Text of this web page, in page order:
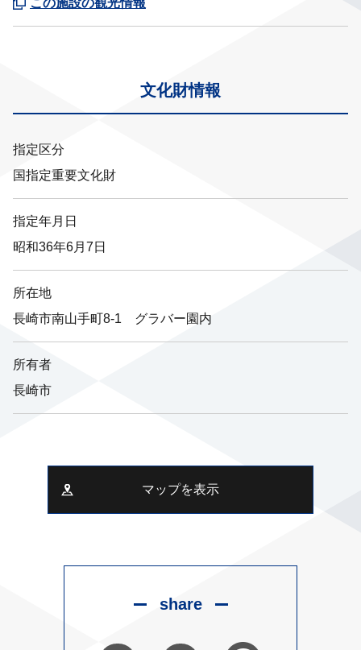
文化財情報
指定区分
国指定重要文化財
指定年月日
昭和36年6月7日
所在地
長崎市南山手町8-1 グラバー園内
所有者
長崎市
マップを表示
share